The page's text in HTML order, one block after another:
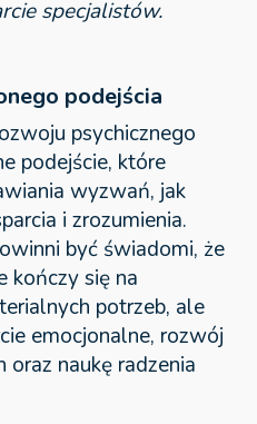
specjalistów.
podejścia
psychicznego
podejście, które
wyzwań, jak
i zrozumienia.
być świadomi, że
kończy się na
potrzeb, ale
emocjonalne, rozwój
oraz naukę radzenia